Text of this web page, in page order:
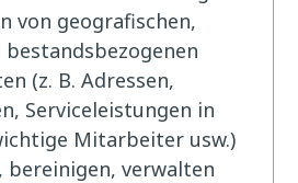
von geografischen,
(z. B. Adressen,
Serviceleistungen in
Mitarbeiter usw.)
bereinigen, verwalten